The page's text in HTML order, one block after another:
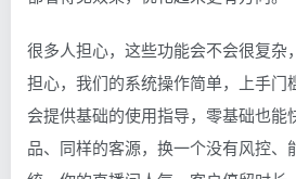
很多人担心，这些功能会不会很复杂
担心，我们的系统操作简单，上手门
会提供基础的使用指导，零基础也能
品、同样的客源，换一个没有风控、